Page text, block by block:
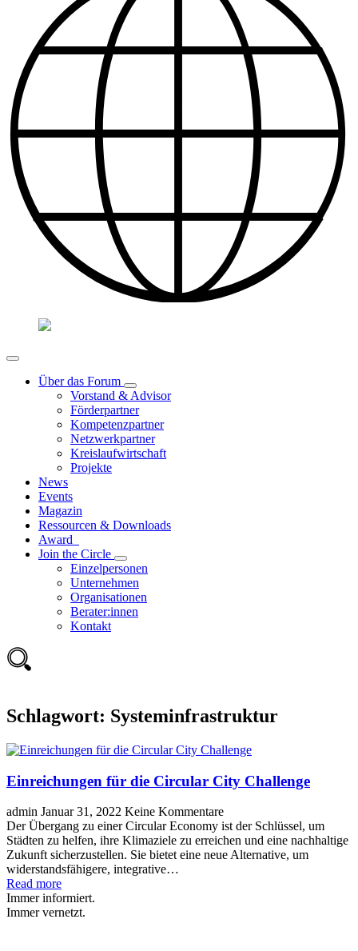
Über das Forum
Vorstand & Advisor
Förderpartner
Kompetenzpartner
Netzwerkpartner
Kreislaufwirtschaft
Projekte
News
Events
Magazin
Ressourcen & Downloads
Award
Join the Circle
Einzelpersonen
Unternehmen
Organisationen
Berater:innen
Kontakt
Schlagwort: Systeminfrastruktur
Einreichungen für die Circular City Challenge
admin Januar 31, 2022 Keine Kommentare
Der Übergang zu einer Circular Economy ist der Schlüssel, um
Städten zu helfen, ihre Klimaziele zu erreichen und eine nachhaltige
Zukunft sicherzustellen. Sie bietet eine neue Alternative, um
widerstandsfähigere, integrative…
Read more
Immer informiert.
Immer vernetzt.